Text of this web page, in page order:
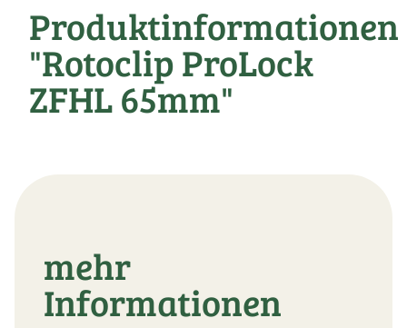
Produktinformationen
"Rotoclip ProLock
ZFHL 65mm"
mehr
Informationen